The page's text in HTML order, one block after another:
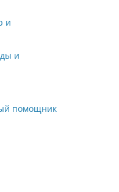
и
и
помощник